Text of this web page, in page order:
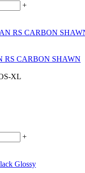
+
RS CARBON SHAWN
XL
+